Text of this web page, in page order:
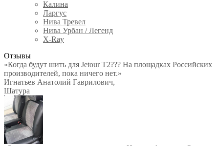
Калина
Ларгус
Нива Тревел
Нива Урбан / Легенд
X-Ray
Отзывы
«Когда будут шить для Jetour T2??? На площадках Российских
производителей, пока ничего нет.»
Игнатьев Анатолий Гаврилович,
Шатура